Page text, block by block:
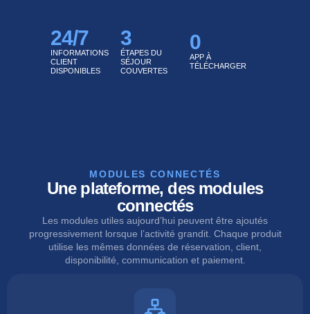
INFORMATIONS
CLIENT
DISPONIBLES
24/7
ÉTAPES DU
SÉJOUR
COUVERTES
3
APP À
TÉLÉCHARGER
0
MODULES CONNECTÉS
Une plateforme, des modules
connectés
Les modules utiles aujourd’hui peuvent être ajoutés
progressivement lorsque l’activité grandit. Chaque produit
utilise les mêmes données de réservation, client,
disponibilité, communication et paiement.